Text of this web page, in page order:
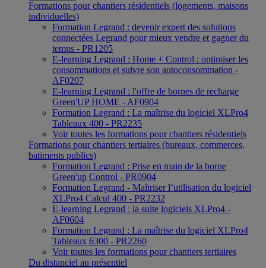
Formations pour chantiers résidentiels (logements, maisons
individuelles)
Formation Legrand : devenir expert des solutions
connectées Legrand pour mieux vendre et gagner du
temps - PR1205
E-learning Legrand : Home + Control : optimiser les
consommations et suivre son autoconsommation -
AF0207
E-learning Legrand : l'offre de bornes de recharge
Green'UP HOME - AF0904
Formation Legrand : La maîtrise du logiciel XLPro4
Tableaux 400 - PR2235
Voir toutes les formations pour chantiers résidentiels
Formations pour chantiers tertiaires (bureaux, commerces,
batiments publics)
Formation Legrand : Prise en main de la borne
Green'up Control - PR0904
Formation Legrand - Maîtriser l’utilisation du logiciel
XLPro4 Calcul 400 - PR2232
E-learning Legrand : la suite logiciels XLPro4 -
AF0604
Formation Legrand : La maîtrise du logiciel XLPro4
Tableaux 6300 - PR2260
Voir toutes les formations pour chantiers tertiaires
Du distanciel au présentiel